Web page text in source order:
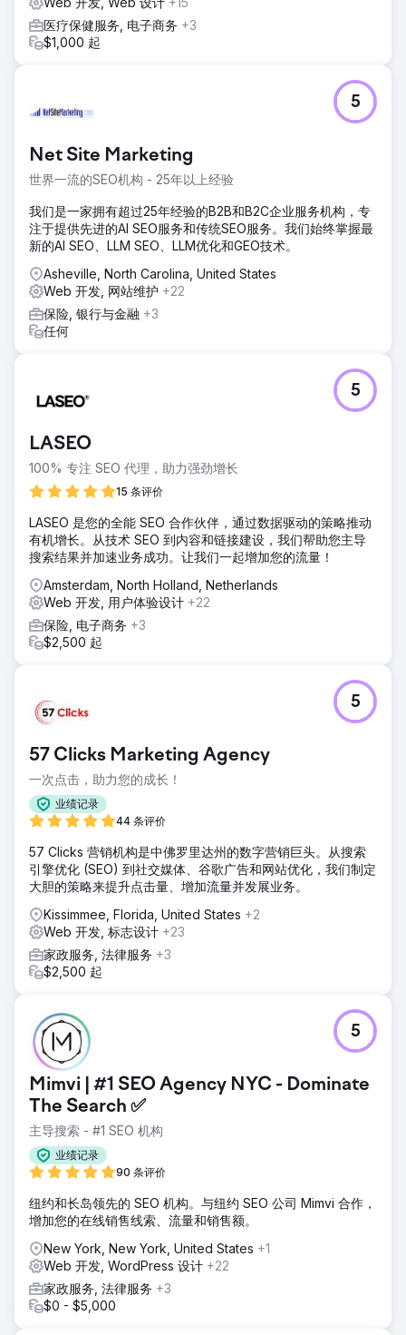
医疗保健服务, 电子商务 +3
$1,000 起
Net Site Marketing
世界一流的SEO机构 - 25年以上经验
5
我们是一家拥有超过25年经验的B2B和B2C企业服务机构，专
注于提供先进的AI SEO服务和传统SEO服务。我们始终掌握最
新的AI SEO、LLM SEO、LLM优化和GEO技术。
Asheville, North Carolina, United States
Web 开发, 网站维护 +22
保险, 银行与金融 +3
任何
LASEO
100% 专注 SEO 代理，助力强劲增长
15 条评价
5
LASEO 是您的全能 SEO 合作伙伴，通过数据驱动的策略推动
有机增长。从技术 SEO 到内容和链接建设，我们帮助您主导
搜索结果并加速业务成功。让我们一起增加您的流量！
Amsterdam, North Holland, Netherlands
Web 开发, 用户体验设计 +22
保险, 电子商务 +3
$2,500 起
57 Clicks Marketing Agency
一次点击，助力您的成长！
业绩记录
44 条评价
5
57 Clicks 营销机构是中佛罗里达州的数字营销巨头。从搜索
引擎优化 (SEO) 到社交媒体、谷歌广告和网站优化，我们制定
大胆的策略来提升点击量、增加流量并发展业务。
Kissimmee, Florida, United States +2
Web 开发, 标志设计 +23
家政服务, 法律服务 +3
$2,500 起
Mimvi | #1 SEO Agency NYC - Dominate
The Search ✅
主导搜索 - #1 SEO 机构
业绩记录
90 条评价
5
纽约和长岛领先的 SEO 机构。与纽约 SEO 公司 Mimvi 合作，
增加您的在线销售线索、流量和销售额。
New York, New York, United States +1
Web 开发, WordPress 设计 +22
家政服务, 法律服务 +3
$0 - $5,000